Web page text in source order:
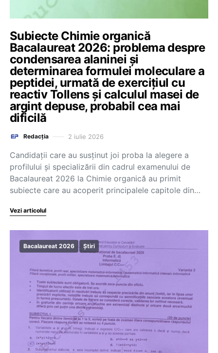
Subiecte Chimie organică
Bacalaureat 2026: problema despre
condensarea alaninei și
determinarea formulei moleculare a
peptidei, urmată de exercițiul cu
reactiv Tollens și calculul masei de
argint depuse, probabil cea mai
dificilă
Redacția 2 iulie 2026
Candidații care au susținut joi proba la alegere a
profilului și specializării din cadrul examenului de
Bacalaureat 2026 la Chimie organică au primit
subiecte care au acoperit principalele capitole din…
Vezi articolul
Bacalaureat 2026 Știri